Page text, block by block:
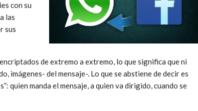
con su
las
sus
de extremo a extremo, lo que significa que ni
imágenes- del mensaje-. Lo que se abstiene de decir es
quien manda el mensaje, a quien va dirigido, cuando se